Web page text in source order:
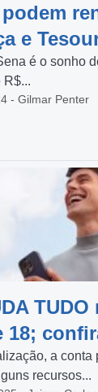
podem
e
é o sonho
R$...
- Gilmar Penter
18;
a conta
recursos...